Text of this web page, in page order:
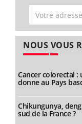
NOUS VOUS
Cancer colorectal :
donne au Pays
Chikungunya,
sud de la France ?